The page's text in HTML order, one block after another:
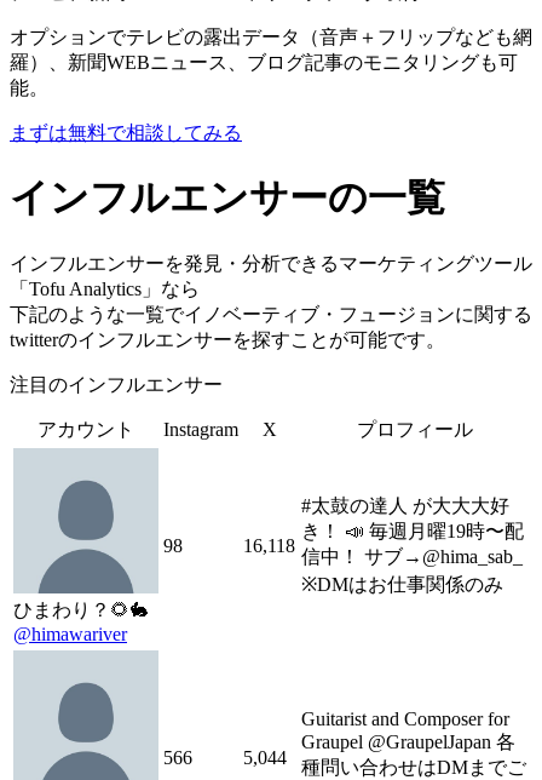
オプションでテレビの露出データ（音声＋フリップなども網
羅）、新聞WEBニュース、ブログ記事のモニタリングも可
能。
まずは無料で相談してみる
インフルエンサーの一覧
インフルエンサーを発見・分析できるマーケティングツール
「Tofu Analytics」なら
下記のような一覧でイノベーティブ・フュージョンに関する
twitterのインフルエンサーを探すことが可能です。
注目のインフルエンサー
アカウント Instagram X プロフィール
ひまわり？🌻🐇
@himawariver
98 16,118
#太鼓の達人 が大大大好
き！ 📣 毎週月曜19時〜配
信中！ サブ→@hima_sab_
※DMはお仕事関係のみ
566 5,044
Guitarist and Composer for
Graupel @GraupelJapan 各
種問い合わせはDMまでご